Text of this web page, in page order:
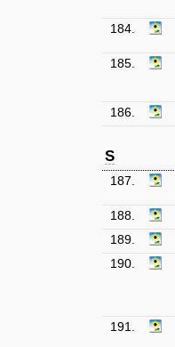
184.
185.
186.
S
187.
188.
189.
190.
191.